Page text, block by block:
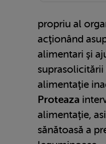
propriu al
acţionând
alimentari şi
suprasolicitării
alimentaţie
Proteaza
alimentaţie,
sănătoasă a